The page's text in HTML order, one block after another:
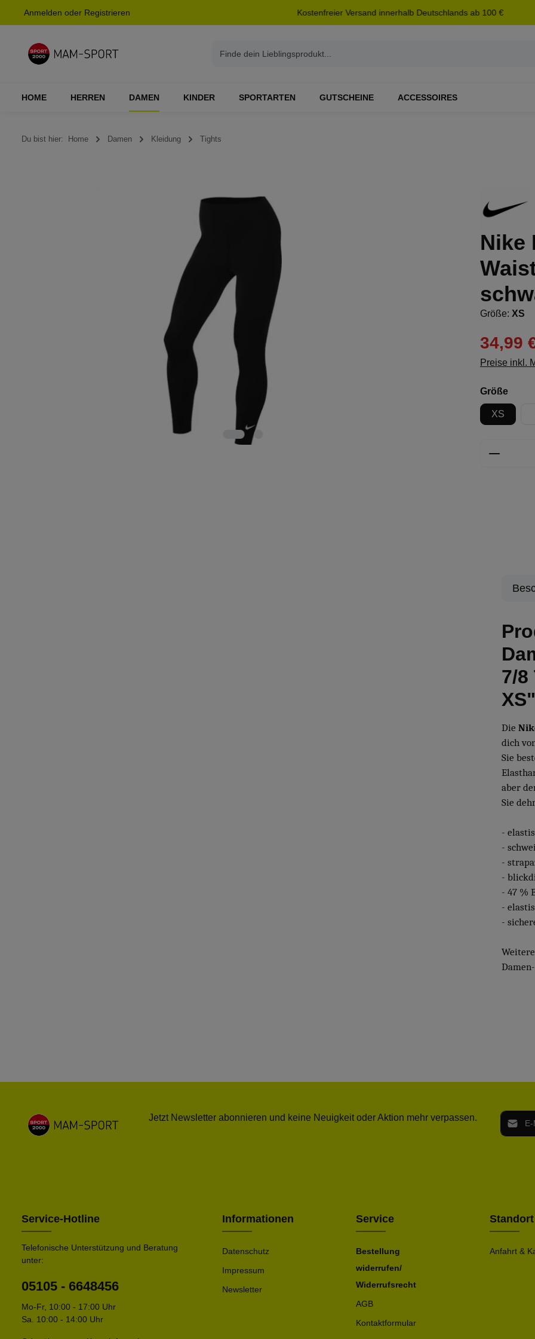
Zur Hauptnavigation springen
Anmelden oder Registrieren Kostenfreier Versand innerhalb Deutschlands ab 100 €
HOME HERREN DAMEN KINDER SPORTARTEN GUTSCHEINE ACCESSOIRES
Du bist hier: Home Damen Kleidung Tights
Nike
Größe: XS
34,99
Preise inkl.
Größe
XS
7/
XS"
Die
dich
Sie
aber
Sie
-
-
-
-
- 47 %
-
-
Jetzt Newsletter abonnieren und keine Neuigkeit oder Aktion mehr verpassen. E-Mail-
Service-Hotline
Telefonische Unterstützung und Beratung
unter:
05105 - 6648456
Mo-Fr, 10:00 - 17:00 Uhr
Sa. 10:00 - 14:00 Uhr
Informationen
Datenschutz
Impressum
Newsletter
Service
Bestellung
widerrufen/
Widerrufsrecht
AGB
Kontaktformular
Standort
Anfahrt &